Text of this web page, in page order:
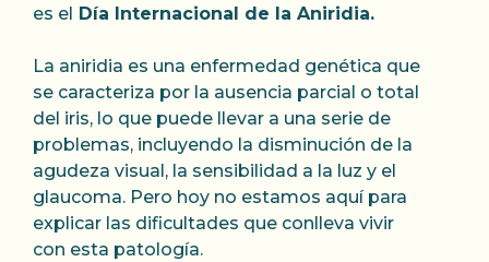
es el
Día Internacional de la Aniridia.
La aniridia es una enfermedad genética que
se caracteriza por la ausencia parcial o total
del iris, lo que puede llevar a una serie de
problemas, incluyendo la disminución de la
agudeza visual, la sensibilidad a la luz y el
glaucoma. Pero hoy no estamos aquí para
explicar las dificultades que conlleva vivir
con esta patología.